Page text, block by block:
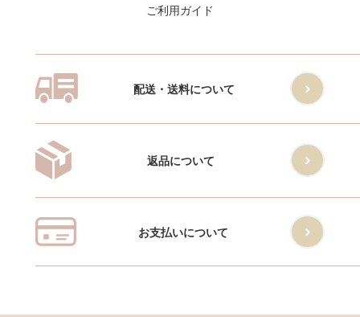
ご利用ガイド
配送・送料について
返品について
お支払いについて